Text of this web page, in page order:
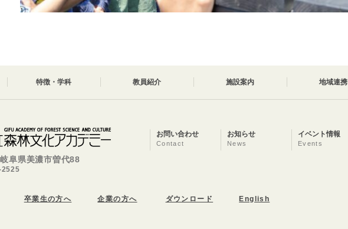
特徴・学科 教員紹介 施設案内 地域連携
阜県美濃市曽代88
2525
お問い合わせ
Contact
お知らせ
News
イベント情報
Events
卒業生の方へ 企業の方へ ダウンロード English